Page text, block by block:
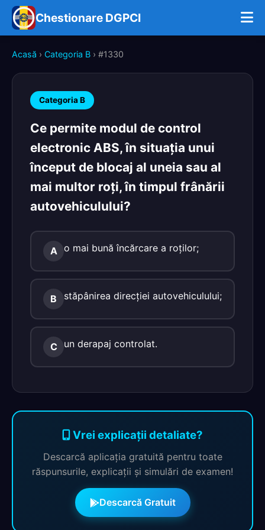
Chestionare DGPCI
Acasă › Categoria B › #1330
Categoria B
Ce permite modul de control
electronic ABS, în situaţia unui
început de blocaj al uneia sau al
mai multor roţi, în timpul frânării
autovehiculului?
A o mai bună încărcare a roţilor;
B stăpânirea direcţiei autovehiculului;
C un derapaj controlat.
Vrei explicații detaliate?
Descarcă aplicația gratuită pentru toate
răspunsurile, explicații și simulări de examen!
Descarcă Gratuit